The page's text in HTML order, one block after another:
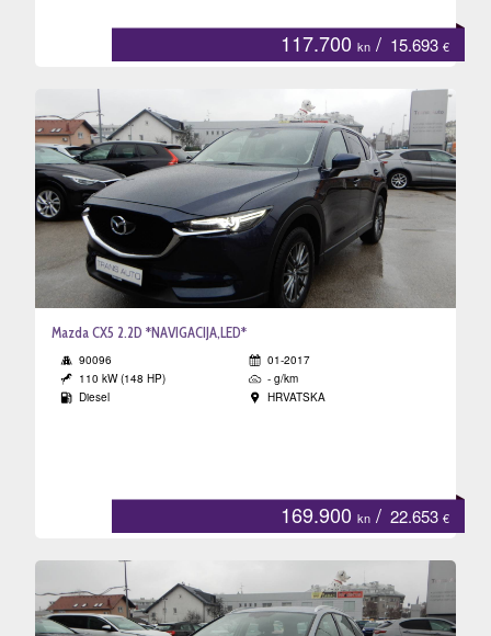
117.700 kn / 15.693 €
Mazda CX5 2.2D *NAVIGACIJA,LED*
90096
01-2017
110 kW (148 HP)
- g/km
Diesel
HRVATSKA
169.900 kn / 22.653 €